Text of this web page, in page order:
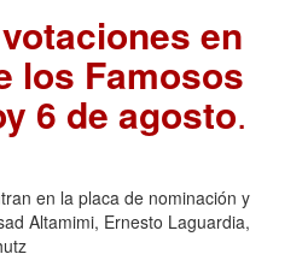
en
los Famosos
6 de agosto.
en la placa de nominación y
Altamimi, Ernesto Laguardia,